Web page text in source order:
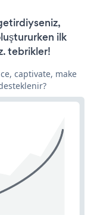
ilk
tebrikler!
captivate, make